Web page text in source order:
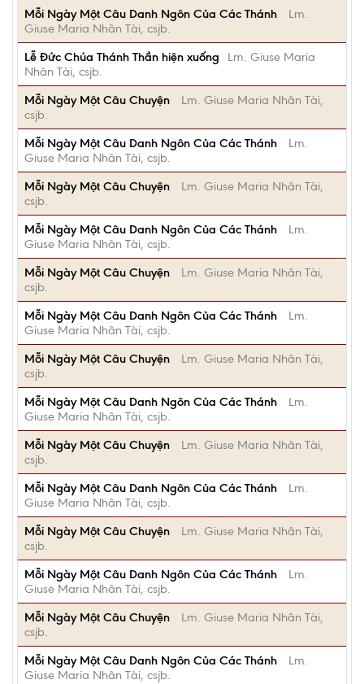
Mỗi Ngày Một Câu Danh Ngôn Của Các Thánh
Lm.
Giuse Maria Nhân Tài, csjb.
Lễ Đức Chúa Thánh Thần hiện xuống
Lm. Giuse Maria
Nhân Tài, csjb.
Mỗi Ngày Một Câu Chuyện
Lm. Giuse Maria Nhân Tài,
csjb.
Mỗi Ngày Một Câu Danh Ngôn Của Các Thánh
Lm.
Giuse Maria Nhân Tài, csjb.
Mỗi Ngày Một Câu Chuyện
Lm. Giuse Maria Nhân Tài,
csjb.
Mỗi Ngày Một Câu Danh Ngôn Của Các Thánh
Lm.
Giuse Maria Nhân Tài, csjb.
Mỗi Ngày Một Câu Chuyện
Lm. Giuse Maria Nhân Tài,
csjb.
Mỗi Ngày Một Câu Danh Ngôn Của Các Thánh
Lm.
Giuse Maria Nhân Tài, csjb.
Mỗi Ngày Một Câu Chuyện
Lm. Giuse Maria Nhân Tài,
csjb.
Mỗi Ngày Một Câu Danh Ngôn Của Các Thánh
Lm.
Giuse Maria Nhân Tài, csjb.
Mỗi Ngày Một Câu Chuyện
Lm. Giuse Maria Nhân Tài,
csjb.
Mỗi Ngày Một Câu Danh Ngôn Của Các Thánh
Lm.
Giuse Maria Nhân Tài, csjb.
Mỗi Ngày Một Câu Chuyện
Lm. Giuse Maria Nhân Tài,
csjb.
Mỗi Ngày Một Câu Danh Ngôn Của Các Thánh
Lm.
Giuse Maria Nhân Tài, csjb.
Mỗi Ngày Một Câu Chuyện
Lm. Giuse Maria Nhân Tài,
csjb.
Mỗi Ngày Một Câu Danh Ngôn Của Các Thánh
Lm.
Giuse Maria Nhân Tài, csjb.